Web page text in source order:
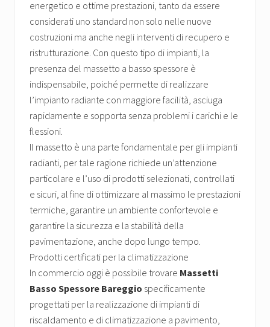
energetico e ottime prestazioni, tanto da essere
considerati uno standard non solo nelle nuove
costruzioni ma anche negli interventi di recupero e
ristrutturazione. Con questo tipo di impianti, la
presenza del massetto a basso spessore è
indispensabile, poiché permette di realizzare
l’impianto radiante con maggiore facilità, asciuga
rapidamente e sopporta senza problemi i carichi e le
flessioni.
Il massetto è una parte fondamentale per gli impianti
radianti, per tale ragione richiede un’attenzione
particolare e l’uso di prodotti selezionati, controllati
e sicuri, al fine di ottimizzare al massimo le prestazioni
termiche, garantire un ambiente confortevole e
garantire la sicurezza e la stabilità della
pavimentazione, anche dopo lungo tempo.
Prodotti certificati per la climatizzazione
In commercio oggi è possibile trovare Massetti
Basso Spessore Bareggio specificamente
progettati per la realizzazione di impianti di
riscaldamento e di climatizzazione a pavimento,